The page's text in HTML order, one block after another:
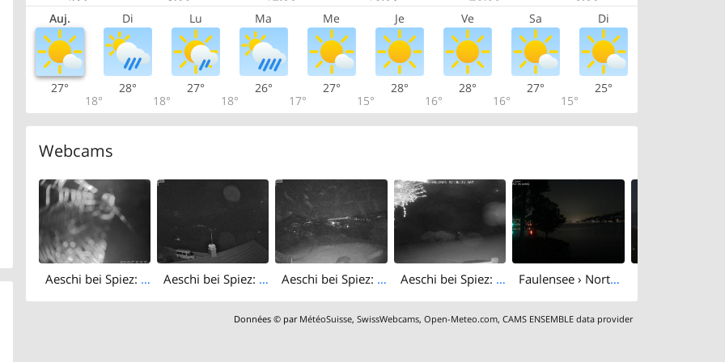
Auj. Di Lu Ma Me Je Ve Sa Di
27°
18°
28°
18°
27°
18°
26°
17°
27°
15°
28°
16°
28°
16°
27°
15°
25°
Webcams
Aeschi bei Spiez: Aeschiried: Langlauf Aeschi bei Spiez Loipen Bern Aeschi bei Spiez: Aeschiried › East Aeschi bei Spiez: Aeschiried: Skihütte Aeschiried - Skilift Aeschiallmend Ag - Lake Thun Aeschi bei Spiez: Aeschiried Faulensee › North-west: Kantonaler Hafen Güetital
Données © par MétéoSuisse,SwissWebcams,Open-Meteo.com,CAMS ENSEMBLE data provider